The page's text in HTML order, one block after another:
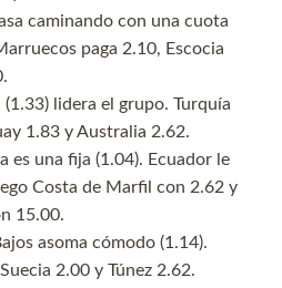
caminando con una cuota
paga 2.10, Escocia
(1.33) lidera el grupo. Turquía
1.83 y Australia 2.62.
es una fija (1.04). Ecuador le
Costa de Marfil con 2.62 y
15.00.
asoma cómodo (1.14).
2.00 y Túnez 2.62.